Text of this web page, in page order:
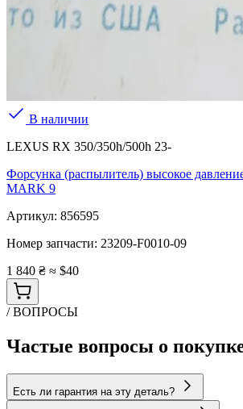
В наличии
LEXUS RX 350/350h/500h 23-
Форсунка (распылитель) высокое
MARK 9
Артикул: 856595
Номер запчасти: 23209-F0010-09
1 840 ₴ ≈ $40
/ ВОПРОСЫ
Частые вопросы о
Есть ли гарантия на эту деталь?